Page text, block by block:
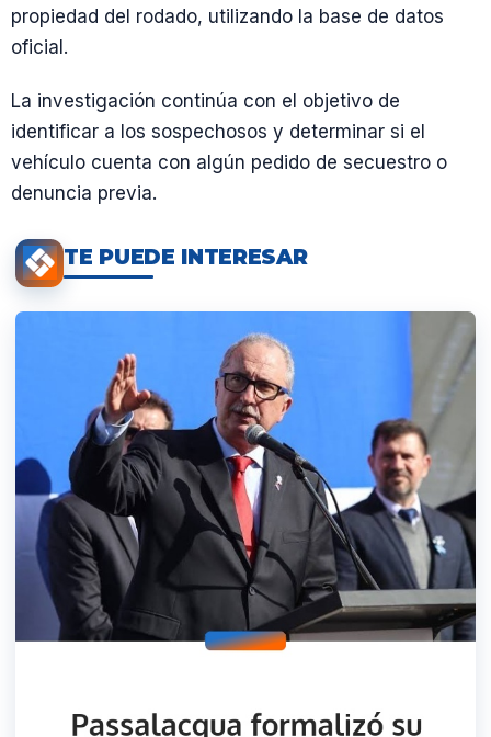
propiedad del rodado, utilizando la base de datos
oficial.
La investigación continúa con el objetivo de
identificar a los sospechosos y determinar si el
vehículo cuenta con algún pedido de secuestro o
denuncia previa.
TE PUEDE INTERESAR